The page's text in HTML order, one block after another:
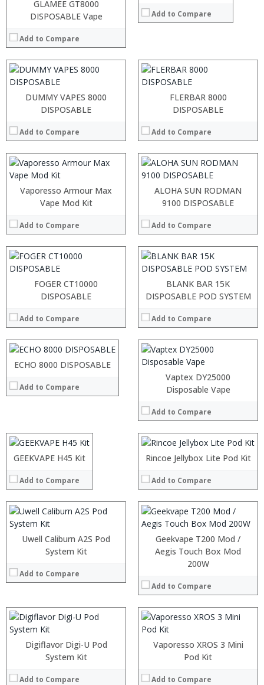
GLAMEE GT8000
DISPOSABLE Vape
Add to Compare
Add to Compare
DUMMY VAPES 8000
DISPOSABLE
Add to Compare
:
View Details →
FLERBAR 8000
DISPOSABLE
Add to Compare
:
:
View Details →
Vaporesso Armour Max
Vape Mod Kit
Add to Compare
:
:
View Details →
ALOHA SUN RODMAN
9100 DISPOSABLE
Add to Compare
:
:
View Details →
FOGER CT10000
DISPOSABLE
Add to Compare
:
:
View Details →
BLANK BAR 15K
DISPOSABLE POD SYSTEM
Add to Compare
:
:
View Details →
ECHO 8000 DISPOSABLE
Add to Compare
:
:
:
:
View Details →
Vaptex DY25000
Disposable Vape
Add to Compare
:
:
:
View Details →
GEEKVAPE H45 Kit
Add to Compare
:
:
:
View Details →
Rincoe Jellybox Lite Pod Kit
Add to Compare
:
:
:
:
View Details →
Uwell Caliburn A2S Pod
System Kit
Add to Compare
:
:
:
:
View Details →
Geekvape T200 Mod /
Aegis Touch Box Mod
200W
Add to Compare
:
:
:
:
View Details →
Digiflavor Digi-U Pod
System Kit
Add to Compare
:
:
View Details →
Vaporesso XROS 3 Mini
Pod Kit
Add to Compare
:
View Details →